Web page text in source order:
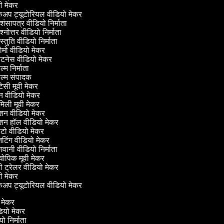
मेकर
ट्यूटोरियल वीडियो मेकर
वीडियो निर्माता
वीडियो निर्माता
वीडियो निर्माता
वीडियो मेकर
वीडियो मेकर
निर्माता
संपादक
मूवी मेकर
मेकर
मूवी मेकर
वीडियो मेकर
हॉल वीडियो मेकर
वीडियो मेकर
वीडियो मेकर
वीडियो निर्माता
मूवी मेकर
ट्रेलर वीडियो मेकर
मेकर
ट्यूटोरियल वीडियो मेकर
मेकर
मेकर
निर्माता